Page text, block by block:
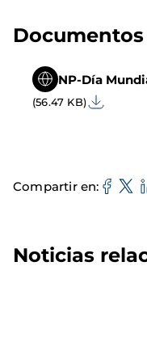
Documentos
NP-Día
(56.47 KB)
Compartir en
Noticias